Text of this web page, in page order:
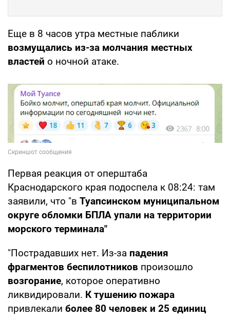
Еще в 8 часов утра местные паблики
возмущались из-за молчания местных
властей о ночной атаке.
Первая реакция от оперштаба
Краснодарского края подоспела к 08:24: там
заявили, что "в Туапсинском муниципальном
округе обломки БПЛА упали на территории
морского терминала"
"Пострадавших нет. Из-за падения
фрагментов беспилотников произошло
возгорание, которое оперативно
ликвидировали. К тушению пожара
привлекали более 80 человек и 25 единиц